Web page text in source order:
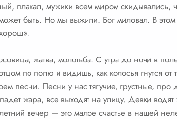
плакал, мужики всем миром скидывались,
быть. Но мы выжили. Бог миловал. В
жатва, молотьба. С утра до ночи в
по полю и видишь, как колосья гнутся
песни. Песни у нас тягучие, грустные,
жара, все выходят на улицу. Девки
вечер — это малое счастье в нашей